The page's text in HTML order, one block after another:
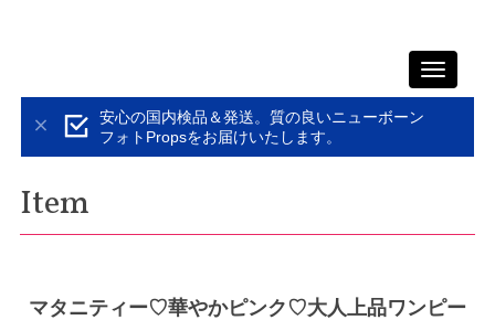
Toggle
安心の国内検品＆発送。質の良いニューボーン
フォトPropsをお届けいたします。
Item
マタニティー♡華やかピンク♡大人上品ワンピー